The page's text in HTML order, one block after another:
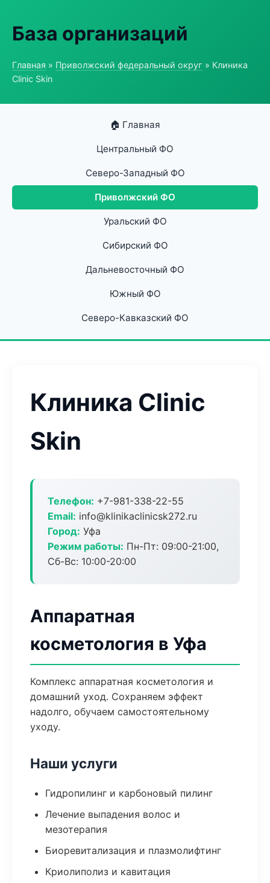
База организаций
Главная » Приволжский федеральный округ » Клиника
Clinic Skin
🏠 Главная
Центральный ФО
Северо-Западный ФО
Приволжский ФО
Уральский ФО
Сибирский ФО
Дальневосточный ФО
Южный ФО
Северо-Кавказский ФО
Клиника Clinic
Skin
Телефон: +7-981-338-22-55
Email: info@klinikaclinicsk272.ru
Город: Уфа
Режим работы: Пн-Пт: 09:00-21:00,
Сб-Вс: 10:00-20:00
Аппаратная
косметология в Уфа
Комплекс аппаратная косметология и
домашний уход. Сохраняем эффект
надолго, обучаем самостоятельному
уходу.
Наши услуги
Гидропилинг и карбоновый пилинг
Лечение выпадения волос и
мезотерапия
Биоревитализация и плазмолифтинг
Криолиполиз и кавитация